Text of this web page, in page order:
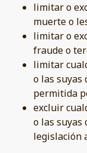
limitar o
muerte o
limitar o
fraude o
limitar
o las suyas
permitida
excluir
o las suyas
legislación